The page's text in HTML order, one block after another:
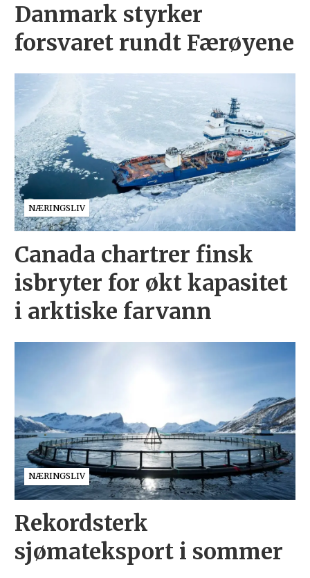
Danmark styrker
forsvaret rundt Færøyene
NÆRINGSLIV
Canada chartrer finsk
isbryter for økt kapasitet
i arktiske farvann
NÆRINGSLIV
Rekordsterk
sjømateksport i sommer